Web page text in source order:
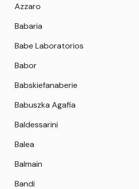
Azzaro
Babaria
Babe Laboratorios
Babor
Babskiefanaberie
Babuszka Agafia
Baldessarini
Balea
Balmain
Bandi